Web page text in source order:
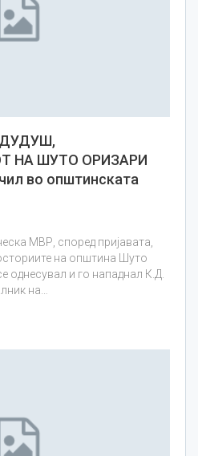
НА ШУТО ОРИЗАРИ
во општинската
МВР, според пријавата,
на општина Шуто
однесувал и го нападнал К.Д.
на…